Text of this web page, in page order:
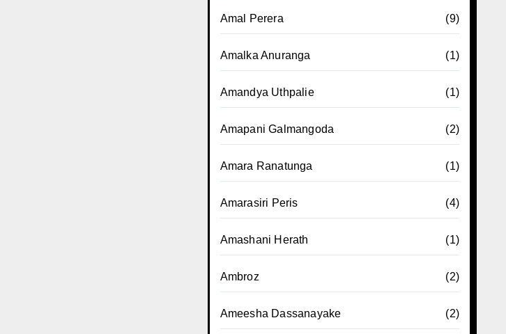
Amal Perera (9)
Amalka Anuranga (1)
Amandya Uthpalie (1)
Amapani Galmangoda (2)
Amara Ranatunga (1)
Amarasiri Peris (4)
Amashani Herath (1)
Ambroz (2)
Ameesha Dassanayake (2)